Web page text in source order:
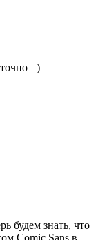
=)
будем знать, что
Comic Sans в